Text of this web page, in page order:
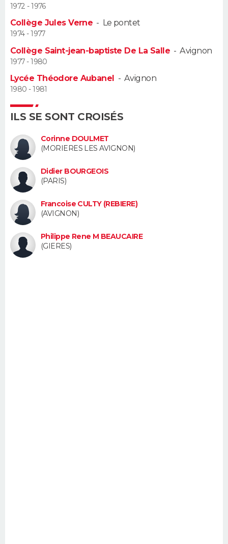
Alimentation
Guide de la santé
Maladies
Médicaments
Sommeil
VOYAGE
PHOTO
CARTE DE VOEUX
Carte de Noël
Carte Bonne année
Carte Saint-Valentin
Carte Pâques
Carte d'anniversaire
DICTIONNAIRE
Dictionnaire
Biographies
Citations
Expressions
Proverbes
PROGRAMME TV
COPAINS D'AVANT
S'inscrire
Se connecter
Lycées
Collèges
Primaires
Universités
Entreprises
Service militaire
Avis de recherche
AVIS DE DÉCÈS
FORUM
Bricolage
Lifestyle
Culture
Sport
Auto
Television
Voyage
Cinema
1972 - 1976
Collège Jules Verne - Le pontet
1974 - 1977
Collège Saint-jean-baptiste De La Salle -Avignon
1977 - 1980
Lycée Théodore Aubanel - Avignon
1980 - 1981
ILS SE SONT CROISÉS
Corinne DOULMET
(MORIERES LES AVIGNON)
Didier BOURGEOIS
(PARIS)
Francoise CULTY (REBIERE)
(AVIGNON)
Philippe Rene M BEAUCAIRE
(GIERES)